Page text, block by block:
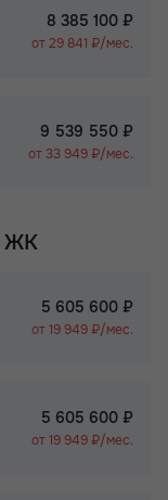
8 385 100 ₽
от 29 841 ₽/мес.
9 539 550 ₽
от 33 949 ₽/мес.
ЖК
5 605 600 ₽
от 19 949 ₽/мес.
5 605 600 ₽
от 19 949 ₽/мес.